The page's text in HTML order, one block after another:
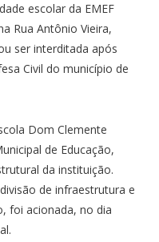
escolar da EMEF
Rua Antônio Vieira,
ser interditada após
Civil do município de
Dom Clemente
de Educação,
da instituição.
de infraestrutura e
foi acionada, no dia